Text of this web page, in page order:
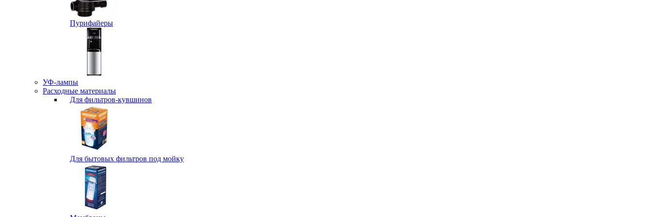
Пурифайеры
УФ-лампы
Расходные материалы
Для фильтров-кувшинов
Для бытовых фильтров под мойку